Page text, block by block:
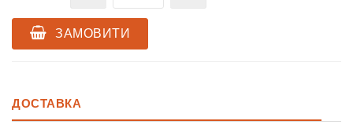
ЗАМОВИТИ
ДОСТАВКА